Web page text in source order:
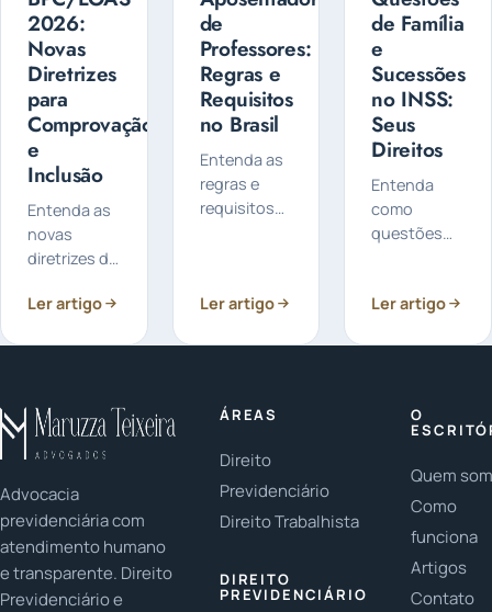
2026:
Novas
Diretrizes
para
Comprovação
e
Inclusão
Entenda as
novas
diretrizes do
para 2026,
miserabilidade
e nos
critérios de
social para
beneficiários.
Ler artigo
de
Professores:
Regras e
Requisitos
no Brasil
Entenda as
regras e
requisitos
professores
incluindo as
Reforma da
e os tipos
benefício.
Ler artigo
de Família
e
Sucessões
no INSS:
Seus
Direitos
Entenda
como
questões
impactam
incluindo
morte e
benefícios
dependentes.
Ler artigo
Advocacia
previdenciária com
atendimento humano
e transparente. Direito
Previdenciário e
ÁREAS
Direito
Previdenciário
Direito Trabalhista
DIREITO
PREVIDENCIÁRIO
O
Quem
Como
funciona
Artigos
Contato